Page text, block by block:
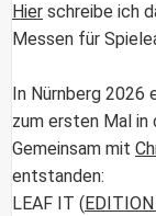
Hier schreibe ich
Messen für
In Nürnberg
zum ersten Mal in
Gemeinsam mit
entstanden:
LEAF IT (